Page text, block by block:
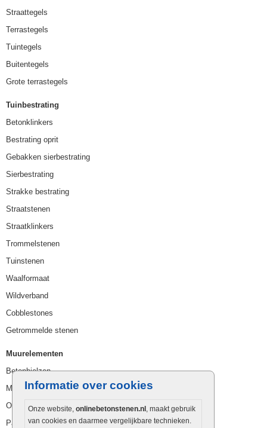
Informatie over cookies
Onze website, onlinebetonstenen.nl , maakt gebruik
van cookies en daarmee vergelijkbare technieken.
Straattegels
Terrastegels
Tuintegels
Buitentegels
Grote terrastegels
Tuinbestrating
Betonklinkers
Bestrating oprit
Gebakken sierbestrating
Sierbestrating
Strakke bestrating
Straatstenen
Straatklinkers
Trommelstenen
Tuinstenen
Waalformaat
Wildverband
Cobblestones
Getrommelde stenen
Muurelementen
Betonbielzen
Muurstenen
Opsluitbanden
Palissaden